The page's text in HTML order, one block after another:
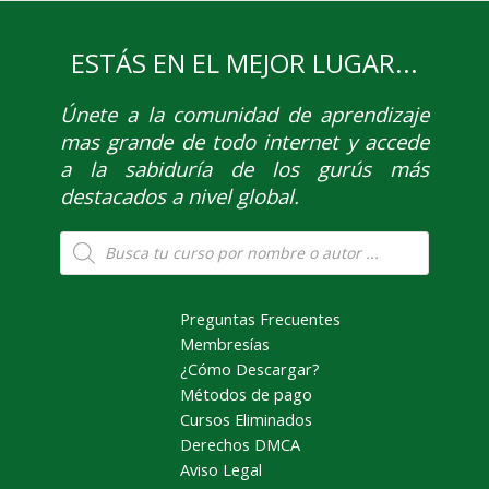
ESTÁS EN EL MEJOR LUGAR...
Únetea la comunidad de aprendizaje
mas grande de todo internet y accede
a la sabiduría de los gurús más
destacados a nivel global.
Búsqueda
de
productos
Preguntas Frecuentes
Membresías
¿Cómo Descargar?
Métodos de pago
Cursos Eliminados
Derechos DMCA
Aviso Legal